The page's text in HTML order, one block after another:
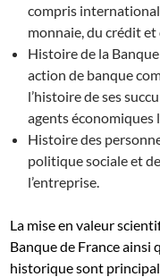
compris
monnaie, du crédit et
Histoire de la Banque
action de banque
l’histoire de ses
agents économiques
Histoire des
politique sociale et
l’entreprise.
La mise en valeur
Banque de France ainsi
historique sont